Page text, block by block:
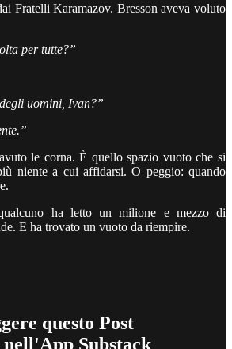
Fratelli Karamazov. Bresson aveva voluto
per tutte?”
uomini, Ivan?”
le corna. È quello spazio vuoto che si
niente a cui affidarsi. O peggio: quando
ha letto un milione e mezzo di
E ha trovato un vuoto da riempire.
questo Post
Substack